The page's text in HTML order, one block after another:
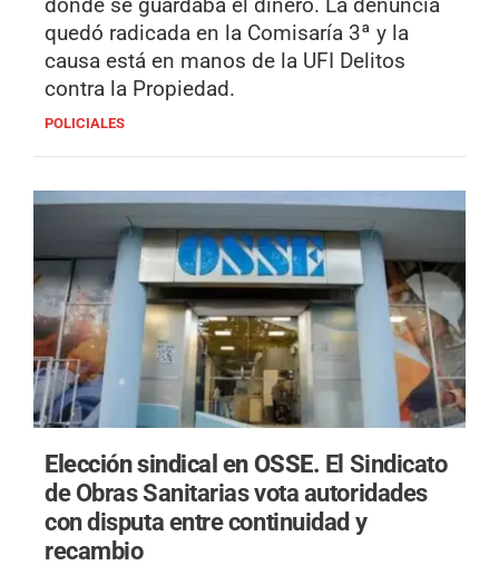
quedó radicada en la Comisaría 3ª y la
causa está en manos de la UFI Delitos
contra la Propiedad.
POLICIALES
Elección sindical en OSSE. El Sindicato
de Obras Sanitarias vota autoridades
con disputa entre continuidad y
recambio